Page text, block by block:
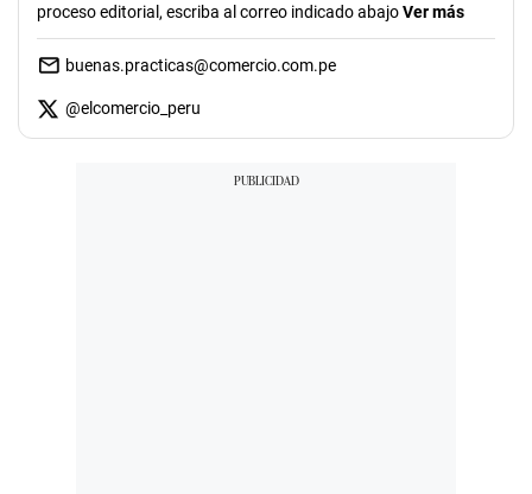
proceso editorial, escriba al correo indicado abajoVer más
buenas.practicas@comercio.com.pe
@elcomercio_peru